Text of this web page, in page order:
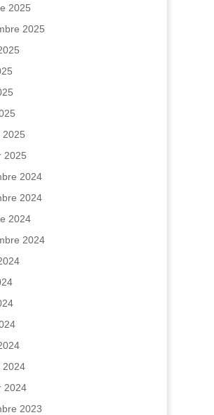
2025
2025
2025
2025
2024
2024
2024
2024
2024
2024
2023